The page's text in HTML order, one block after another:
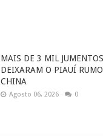
MAIS DE 3 MIL JUMENTOS
DEIXARAM O PIAUÍ
CHINA
Agosto 06, 2026 0